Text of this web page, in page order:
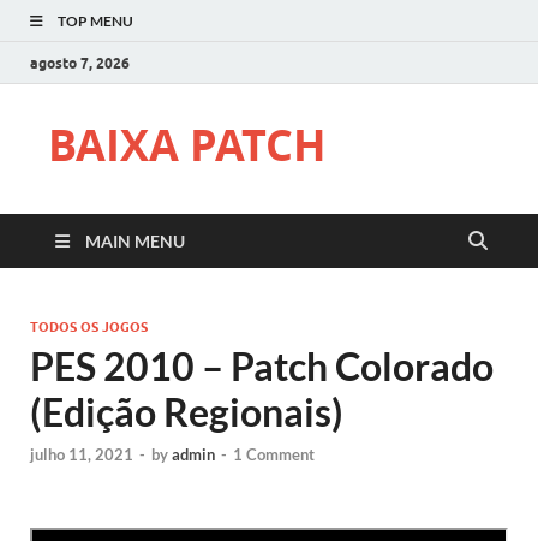
TOP MENU
agosto 7, 2026
BAIXA PATCH
MAIN MENU
TODOS OS JOGOS
PES 2010 – Patch Colorado
(Edição Regionais)
julho 11, 2021 - byadmin - 1 Comment